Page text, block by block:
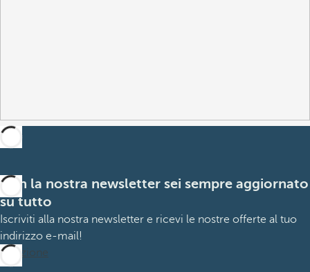
Con la nostra newsletter sei sempre aggiornato
su tutto
Iscriviti alla nostra newsletter e ricevi le nostre offerte al tuo
indirizzo e-mail!
Iscrizione